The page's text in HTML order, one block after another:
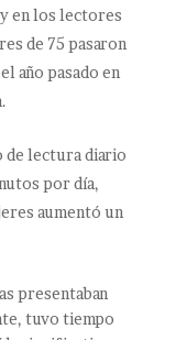
en los lectores
de 75 pasaron
año pasado en
de lectura diario
por día,
aumentó un
presentaban
tuvo tiempo